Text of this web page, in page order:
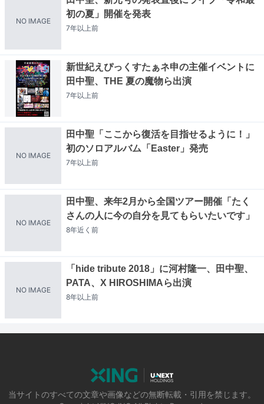
NO IMAGE
初の夏」開催を発表
7年以上前
新世紀えぴっくすたぁネ申の主催イベントに
田中聖、THE 夏の魔物ら出演
7年以上前
NO IMAGE
田中聖「ここから復活を目指せるように！」
初のソロアルバム「Easter」発売
7年以上前
NO IMAGE
田中聖、来年2月から全国ツアー開催「たく
さんの人に今の自分を見てもらいたいです」
8年近く 前
NO IMAGE
「hide tribute 2018」に河村隆一、田中聖、
PATA、X HIROSHIMAら出演
8年以上前
当サイトのすべての文章や画像などの無断転載・引用を禁じます。